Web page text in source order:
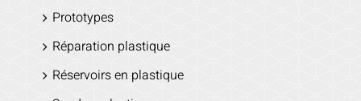
Prototypes
Réparation plastique
Réservoirs en plastique